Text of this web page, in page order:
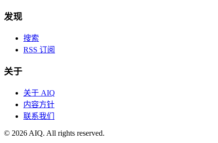
发现
搜索
RSS 订阅
关于
关于 AIQ
内容方针
联系我们
© 2026 AIQ. All rights reserved.